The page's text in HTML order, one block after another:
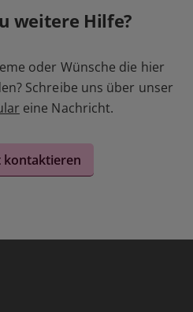
weitere Hilfe?
oder Wünsche die hier
Schreibe uns über unser
eine Nachricht.
kontaktieren